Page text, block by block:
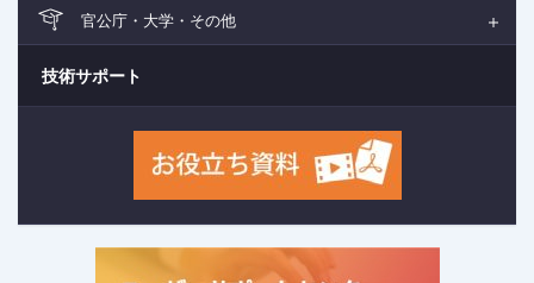
官公庁・大学・その他
技術サポート